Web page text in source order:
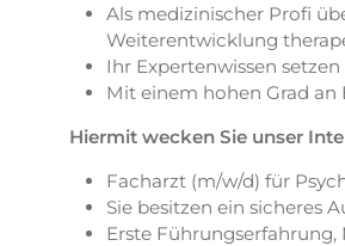
Als medizinischer Profi
Weiterentwicklung
Ihr Expertenwissen
Mit einem hohen Grad
Hiermit wecken Sie unser
Facharzt (m/w/d) für
Sie besitzen ein sicheres
Erste